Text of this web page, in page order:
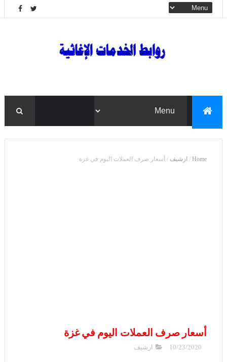
Home
/ ارشيف / أسعار صرف العملات اليوم في غزة
أسعار صرف العملات اليوم في غزة
10/23/2020 ارشيف